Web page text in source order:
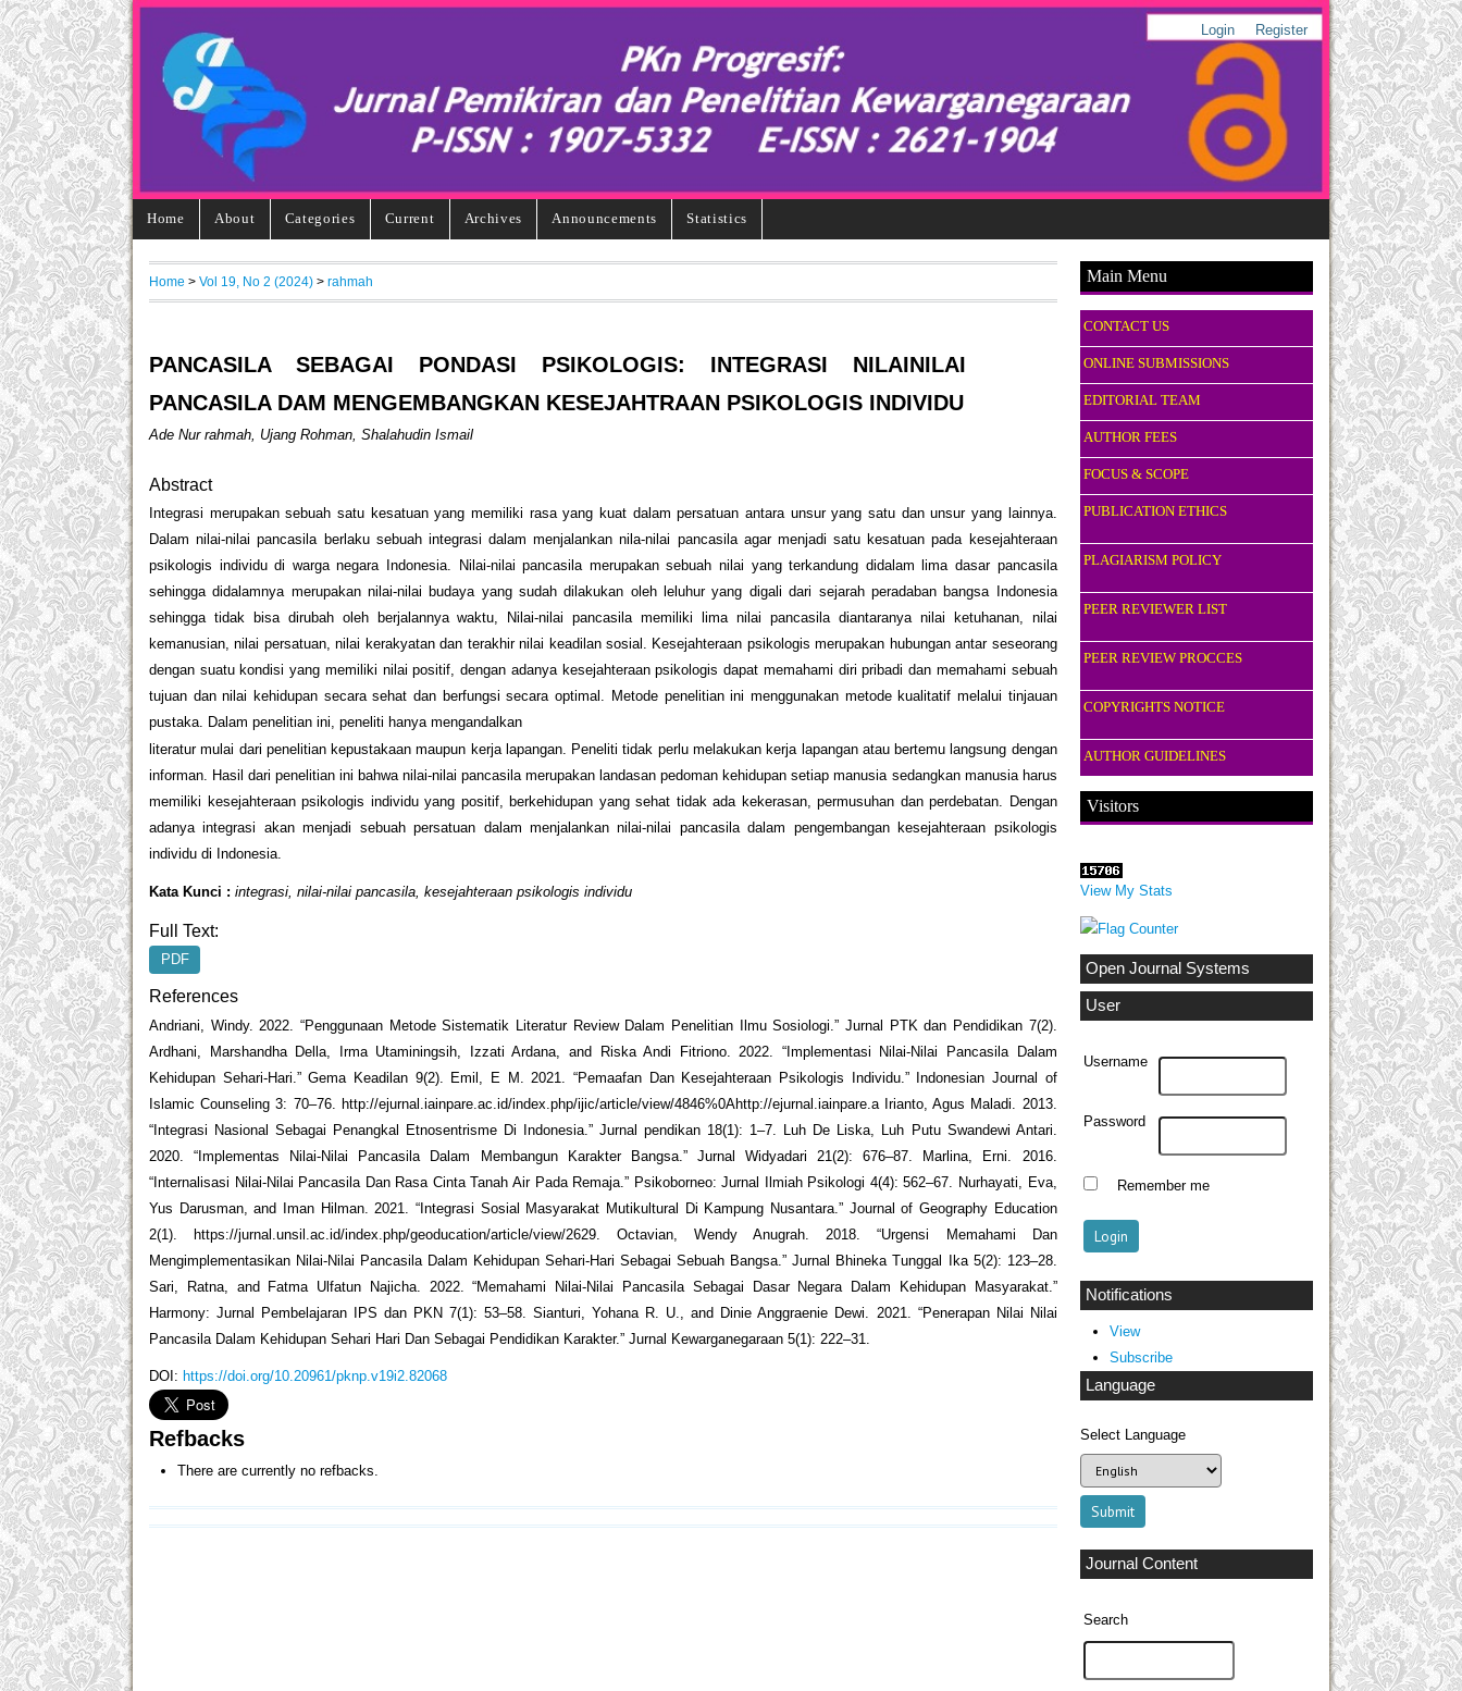
Login Register
Home About Categories Current Archives Announcements Statistics
Main Menu
CONTACT US
ONLINE SUBMISSIONS
EDITORIAL TEAM
AUTHOR FEES
FOCUS & SCOPE
PUBLICATION ETHICS
PLAGIARISM POLICY
PEER REVIEWER LIST
PEER REVIEW PROCCES
COPYRIGHTS NOTICE
AUTHOR GUIDELINES
Visitors
View My Stats
Open Journal Systems
User
Username
Password
Remember me
Notifications
View
Subscribe
Language
Select Language
Journal Content
Search
Home > Vol 19, No 2 (2024) > rahmah
PANCASILA SEBAGAI PONDASI PSIKOLOGIS: INTEGRASI NILAINILAI
PANCASILA DAM MENGEMBANGKAN KESEJAHTRAAN PSIKOLOGIS INDIVIDU
Ade Nur rahmah, Ujang Rohman, Shalahudin Ismail
Abstract
Integrasi merupakan sebuah satu kesatuan yang memiliki rasa yang kuat dalam persatuan antara unsur yang satu dan unsur yang lainnya.
Dalam nilai-nilai pancasila berlaku sebuah integrasi dalam menjalankan nila-nilai pancasila agar menjadi satu kesatuan pada kesejahteraan
psikologis individu di warga negara Indonesia. Nilai-nilai pancasila merupakan sebuah nilai yang terkandung didalam lima dasar pancasila
sehingga didalamnya merupakan nilai-nilai budaya yang sudah dilakukan oleh leluhur yang digali dari sejarah peradaban bangsa Indonesia
sehingga tidak bisa dirubah oleh berjalannya waktu, Nilai-nilai pancasila memiliki lima nilai pancasila diantaranya nilai ketuhanan, nilai
kemanusian, nilai persatuan, nilai kerakyatan dan terakhir nilai keadilan sosial. Kesejahteraan psikologis merupakan hubungan antar seseorang
dengan suatu kondisi yang memiliki nilai positif, dengan adanya kesejahteraan psikologis dapat memahami diri pribadi dan memahami sebuah
tujuan dan nilai kehidupan secara sehat dan berfungsi secara optimal. Metode penelitian ini menggunakan metode kualitatif melalui tinjauan
pustaka. Dalam penelitian ini, peneliti hanya mengandalkan
literatur mulai dari penelitian kepustakaan maupun kerja lapangan. Peneliti tidak perlu melakukan kerja lapangan atau bertemu langsung dengan
informan. Hasil dari penelitian ini bahwa nilai-nilai pancasila merupakan landasan pedoman kehidupan setiap manusia sedangkan manusia harus
memiliki kesejahteraan psikologis individu yang positif, berkehidupan yang sehat tidak ada kekerasan, permusuhan dan perdebatan. Dengan
adanya integrasi akan menjadi sebuah persatuan dalam menjalankan nilai-nilai pancasila dalam pengembangan kesejahteraan psikologis
individu di Indonesia.
Kata Kunci : integrasi, nilai-nilai pancasila, kesejahteraan psikologis individu
Full Text:
PDF
References
Andriani, Windy. 2022. “Penggunaan Metode Sistematik Literatur Review Dalam Penelitian Ilmu Sosiologi.” Jurnal PTK dan Pendidikan 7(2).
Ardhani, Marshandha Della, Irma Utaminingsih, Izzati Ardana, and Riska Andi Fitriono. 2022. “Implementasi Nilai-Nilai Pancasila Dalam
Kehidupan Sehari-Hari.” Gema Keadilan 9(2). Emil, E M. 2021. “Pemaafan Dan Kesejahteraan Psikologis Individu.” Indonesian Journal of
Islamic Counseling 3: 70–76. http://ejurnal.iainpare.ac.id/index.php/ijic/article/view/4846%0Ahttp://ejurnal.iainpare.a Irianto, Agus Maladi. 2013.
“Integrasi Nasional Sebagai Penangkal Etnosentrisme Di Indonesia.” Jurnal pendikan 18(1): 1–7. Luh De Liska, Luh Putu Swandewi Antari.
2020. “Implementas Nilai-Nilai Pancasila Dalam Membangun Karakter Bangsa.” Jurnal Widyadari 21(2): 676–87. Marlina, Erni. 2016.
“Internalisasi Nilai-Nilai Pancasila Dan Rasa Cinta Tanah Air Pada Remaja.” Psikoborneo: Jurnal Ilmiah Psikologi 4(4): 562–67. Nurhayati, Eva,
Yus Darusman, and Iman Hilman. 2021. “Integrasi Sosial Masyarakat Mutikultural Di Kampung Nusantara.” Journal of Geography Education
2(1). https://jurnal.unsil.ac.id/index.php/geoducation/article/view/2629. Octavian, Wendy Anugrah. 2018. “Urgensi Memahami Dan
Mengimplementasikan Nilai-Nilai Pancasila Dalam Kehidupan Sehari-Hari Sebagai Sebuah Bangsa.” Jurnal Bhineka Tunggal Ika 5(2): 123–28.
Sari, Ratna, and Fatma Ulfatun Najicha. 2022. “Memahami Nilai-Nilai Pancasila Sebagai Dasar Negara Dalam Kehidupan Masyarakat.”
Harmony: Jurnal Pembelajaran IPS dan PKN 7(1): 53–58. Sianturi, Yohana R. U., and Dinie Anggraenie Dewi. 2021. “Penerapan Nilai Nilai
Pancasila Dalam Kehidupan Sehari Hari Dan Sebagai Pendidikan Karakter.” Jurnal Kewarganegaraan 5(1): 222–31.
DOI: https://doi.org/10.20961/pknp.v19i2.82068
Refbacks
There are currently no refbacks.